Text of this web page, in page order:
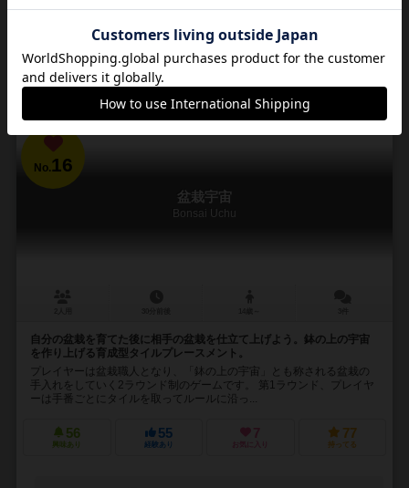
65 271 43 108
通販の取り扱いがありません
No. 16
盆栽宇宙
Bonsai Uchu
自分の盆栽を育てた後に相手の盆栽を仕立て上げよう。鉢の上の宇宙
を作り上げる育成型タイルプレースメント。
プレイヤーは盆栽職人となり、「鉢の上の宇宙」とも称される盆栽の
手入れをしていく2ラウンド制のゲームです。 第1ラウンド、プレイヤ
ーは手番ごとにタイルを取ってルールに沿っ...
56
興味あり
55
経験あり
7
お気に入り
77
持ってる